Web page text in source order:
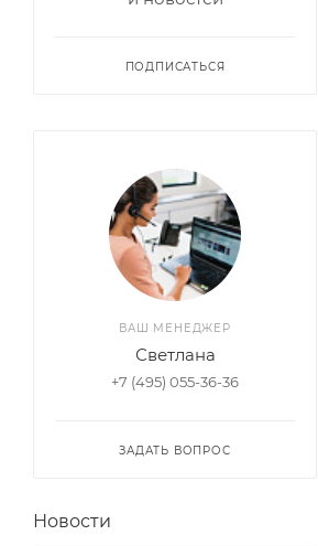
ПОДПИСАТЬСЯ
ВАШ МЕНЕДЖЕР
Светлана
+7 (495) 055-36-36
ЗАДАТЬ ВОПРОС
Новости